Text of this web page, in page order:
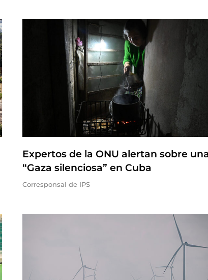
Expertos de la ONU alertan sobre
“Gaza silenciosa” en Cuba
Corresponsal de IPS